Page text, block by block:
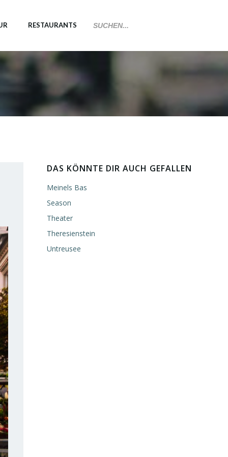
RESTAURANTS
DAS KÖNNTE DIR AUCH GEFALLEN
Meinels Bas
Season
Theater
Theresienstein
Untreusee